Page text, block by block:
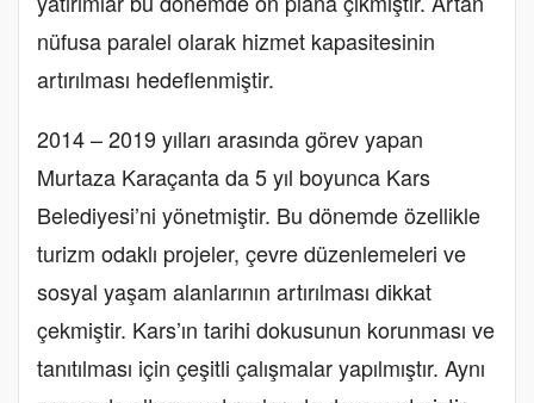
nüfusa paralel olarak hizmet kapasitesinin
artırılması hedeflenmiştir.
2014 – 2019 yılları arasında görev yapan
Murtaza Karaçanta da 5 yıl boyunca Kars
Belediyesi’ni yönetmiştir. Bu dönemde özellikle
turizm odaklı projeler, çevre düzenlemeleri ve
sosyal yaşam alanlarının artırılması dikkat
çekmiştir. Kars’ın tarihi dokusunun korunması ve
tanıtılması için çeşitli çalışmalar yapılmıştır. Aynı